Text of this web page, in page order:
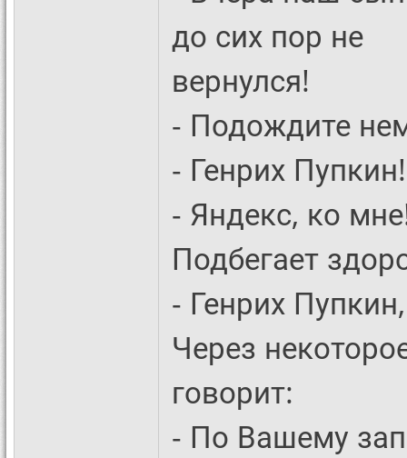
до сих пор не
вернулся!
- Подождите
- Генрих Пупкин!
- Яндекс, ко
Подбегает
- Генрих
Через
говорит:
- По Вашему